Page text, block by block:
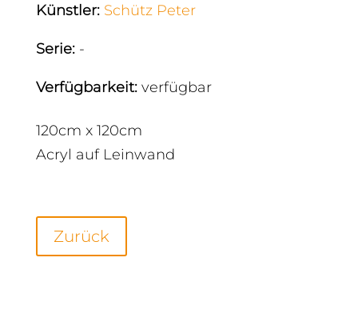
Künstler: Schütz Peter
Serie: -
Verfügbarkeit: verfügbar
120cm x 120cm
Acryl auf Leinwand
Zurück